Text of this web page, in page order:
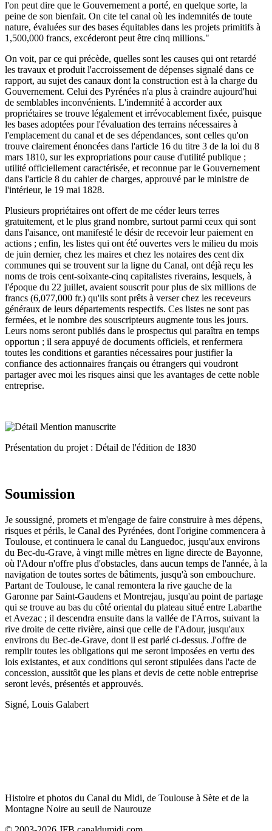
l'on peut dire que le Gouvernement a porté, en quelque sorte, la
peine de son bienfait. On cite tel canal où les indemnités de toute
nature, évaluées sur des bases équitables dans les projets primitifs à
1,500,000 francs, excéderont peut être cinq millions."
On voit, par ce qui précède, quelles sont les causes qui ont retardé
les travaux et produit l'accroissement de dépenses signalé dans ce
rapport, au sujet des canaux dont la construction est à la charge du
Gouvernement. Celui des Pyrénées n'a plus à craindre aujourd'hui
de semblables inconvénients. L'indemnité à accorder aux
propriétaires se trouve légalement et irrévocablement fixée, puisque
les bases adoptées pour l'évaluation des terrains nécessaires à
l'emplacement du canal et de ses dépendances, sont celles qu'on
trouve clairement énoncées dans l'article 16 du titre 3 de la loi du 8
mars 1810, sur les expropriations pour cause d'utilité publique ;
utilité officiellement caractérisée, et reconnue par le Gouvernement
dans l'article 8 du cahier de charges, approuvé par le ministre de
l'intérieur, le 19 mai 1828.
Plusieurs propriétaires ont offert de me céder leurs terres
gratuitement, et le plus grand nombre, surtout parmi ceux qui sont
dans l'aisance, ont manifesté le désir de recevoir leur paiement en
actions ; enfin, les listes qui ont été ouvertes vers le milieu du mois
de juin dernier, chez les maires et chez les notaires des cent dix
communes qui se trouvent sur la ligne du Canal, ont déjà reçu les
noms de trois cent-soixante-cinq capitalistes riverains, lesquels, à
l'époque du 22 juillet, avaient souscrit pour plus de six millions de
francs (6,077,000 fr.) qu'ils sont prêts à verser chez les receveurs
généraux de leurs départements respectifs. Ces listes ne sont pas
fermées, et le nombre des souscripteurs augmente tous les jours.
Leurs noms seront publiés dans le prospectus qui paraîtra en temps
opportun ; il sera appuyé de documents officiels, et renfermera
toutes les conditions et garanties nécessaires pour justifier la
confiance des actionnaires français ou étrangers qui voudront
partager avec moi les risques ainsi que les avantages de cette noble
entreprise.
Présentation du projet : Détail de l'édition de 1830
Soumission
Je soussigné, promets et m'engage de faire construire à mes dépens,
risques et périls, le Canal des Pyrénées, dont l'origine commencera à
Toulouse, et continuera le canal du Languedoc, jusqu'aux environs
du Bec-du-Grave, à vingt mille mètres en ligne directe de Bayonne,
où l'Adour n'offre plus d'obstacles, dans aucun temps de l'année, à la
navigation de toutes sortes de bâtiments, jusqu'à son embouchure.
Partant de Toulouse, le canal remontera la rive gauche de la
Garonne par Saint-Gaudens et Montrejau, jusqu'au point de partage
qui se trouve au bas du côté oriental du plateau situé entre Labarthe
et Avezac ; il descendra ensuite dans la vallée de l'Arros, suivant la
rive droite de cette rivière, ainsi que celle de l'Adour, jusqu'aux
environs du Bec-de-Grave, dont il est parlé ci-dessus. J'offre de
remplir toutes les obligations qui me seront imposées en vertu des
lois existantes, et aux conditions qui seront stipulées dans l'acte de
concession, aussitôt que les plans et devis de cette noble entreprise
seront levés, présentés et approuvés.
Signé, Louis Galabert
Histoire et photos du Canal du Midi, de Toulouse à Sète et de la
Montagne Noire au seuil de Naurouze